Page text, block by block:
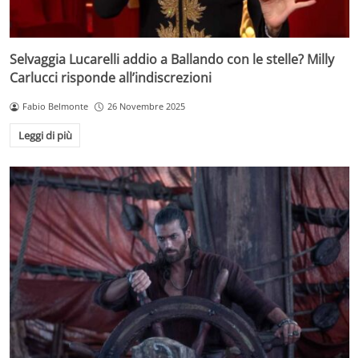
Selvaggia Lucarelli addio a Ballando con le stelle? Milly
Carlucci risponde all’indiscrezioni
Fabio Belmonte 26 Novembre 2025
Leggi di più